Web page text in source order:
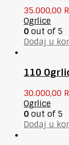
35.000,00
Ogrlice
0 out of 5
Dodaj u
110
30.000,00
Ogrlice
0 out of 5
Dodaj u